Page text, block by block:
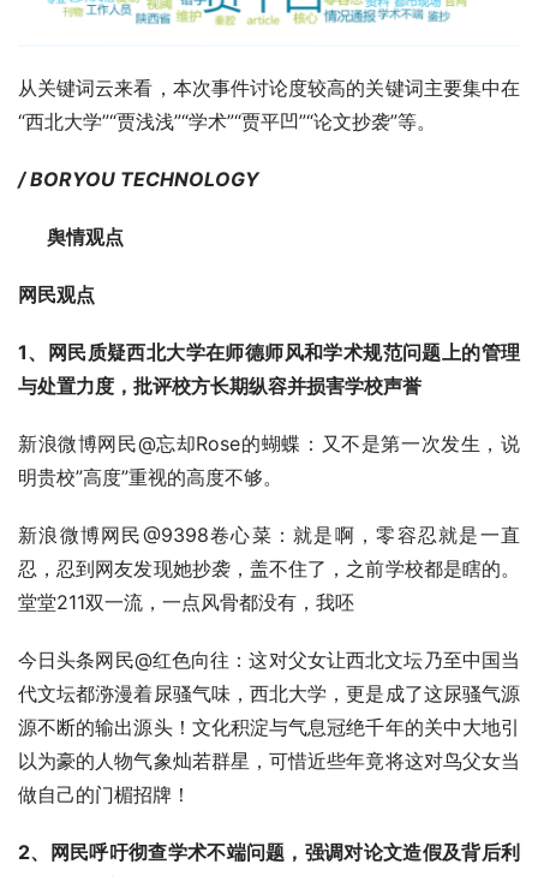
从关键词云来看，本次事件讨论度较高的关键词主要集中在
“西北大学”“贾浅浅”“学术”“贾平凹”“论文抄袭”等。
/ BORYOU TECHNOLOGY
舆情观点
网民观点
1、网民质疑西北大学在师德师风和学术规范问题上的管理
与处置力度，批评校方长期纵容并损害学校声誉
新浪微博网民@忘却Rose的蝴蝶：又不是第一次发生，说
明贵校”高度”重视的高度不够。
新浪微博网民@9398卷心菜：就是啊，零容忍就是一直
忍，忍到网友发现她抄袭，盖不住了，之前学校都是瞎的。
堂堂211双一流，一点风骨都没有，我呸
今日头条网民@红色向往：这对父女让西北文坛乃至中国当
代文坛都㳽漫着尿骚气味，西北大学，更是成了这尿骚气源
源不断的输出源头！文化积淀与气息冠绝千年的关中大地引
以为豪的人物气象灿若群星，可惜近些年竟将这对鸟父女当
做自己的门楣招牌！
2、网民呼吁彻查学术不端问题，强调对论文造假及背后利